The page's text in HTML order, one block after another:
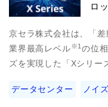
ロ
京セラ株式会社は、「差
業界最高レベル※1 の位
ズを実現した「Xシリー
データセンター ノイ